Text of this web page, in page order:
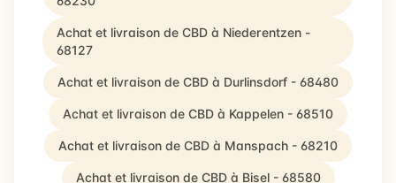
Achat et livraison de CBD à Niederentzen -
68127
Achat et livraison de CBD à Durlinsdorf - 68480
Achat et livraison de CBD à Kappelen - 68510
Achat et livraison de CBD à Manspach - 68210
Achat et livraison de CBD à Bisel - 68580